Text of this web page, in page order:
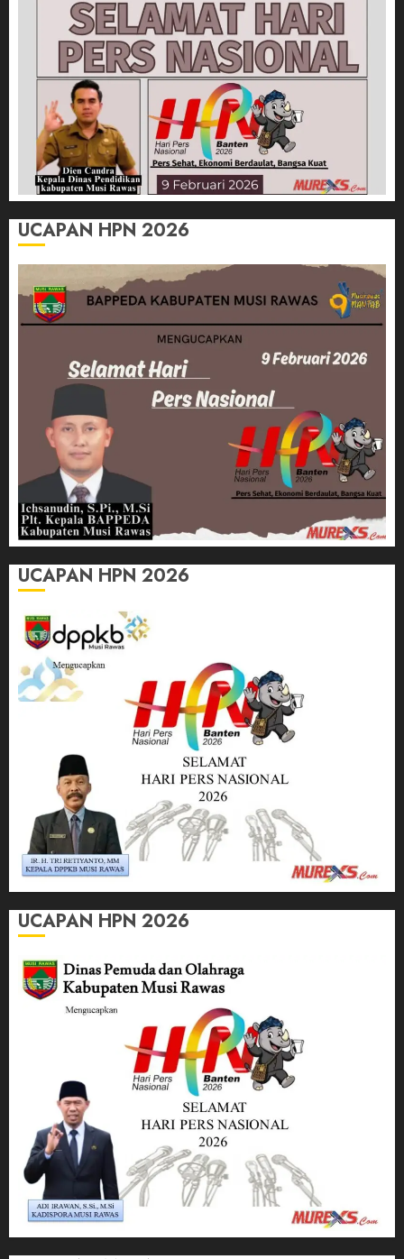
UCAPAN HPN 2026
UCAPAN HPN 2026
UCAPAN HPN 2026